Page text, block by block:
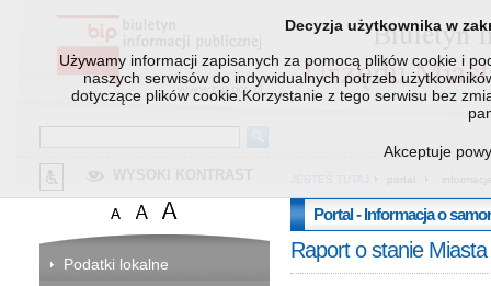
Podatki lokalne
Portal - Informacja o
Raport o stanie
Decyzja użytkownika w
Używamy informacji zapisanych za pomocą plików cookie i
naszych serwisów do indywidualnych potrzeb
dotyczące plików cookie.Korzystanie z tego serwisu bez
Akceptuje